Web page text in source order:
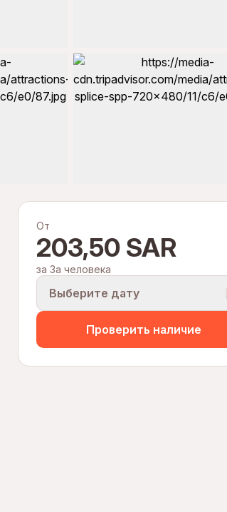
От
203,50 SAR
за За человека
Выберите дату
Проверить наличие